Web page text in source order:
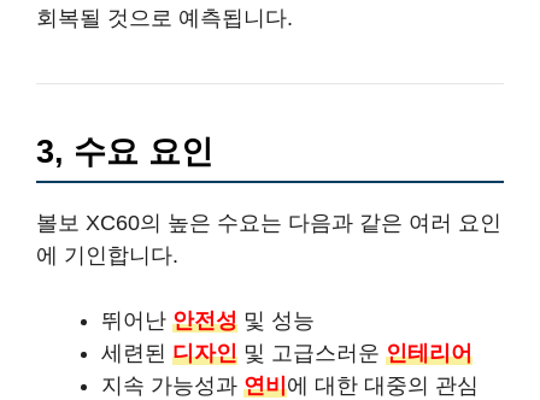
회복될 것으로 예측됩니다.
3, 수요 요인
볼보 XC60의 높은 수요는 다음과 같은 여러 요인
에 기인합니다.
뛰어난 안전성 및 성능
세련된 디자인 및 고급스러운 인테리어
지속 가능성과 연비에 대한 대중의 관심